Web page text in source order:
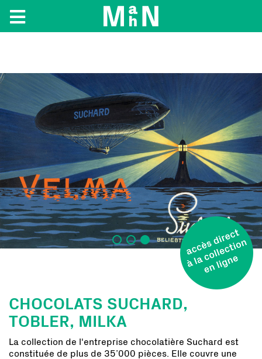
CHOCOLATS SUCHARD,
TOBLER, MILKA
La collection de l'entreprise chocolatière Suchard est
constituée de plus de 35’000 pièces. Elle couvre une